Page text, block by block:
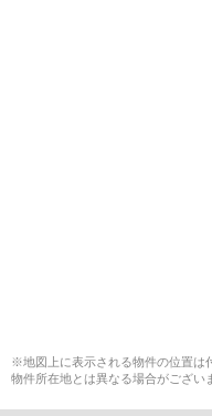
※地図上に表示される物件の位置は
物件所在地とは異なる場合がござい